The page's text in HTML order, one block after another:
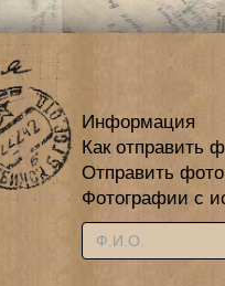
Информация
Как отправить
Отправить
Фотографии с